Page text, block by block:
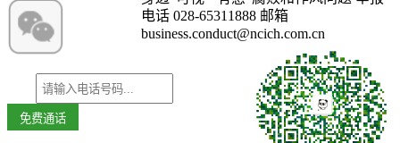
电话 028-65311888 邮箱
business.conduct@ncich.com.cn